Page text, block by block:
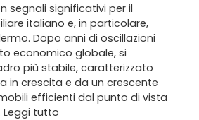
segnali significativi per il
italiano e, in particolare,
Dopo anni di oscillazioni
economico globale, si
più stabile, caratterizzato
in crescita e da un crescente
efficienti dal punto di vista
Leggi tutto